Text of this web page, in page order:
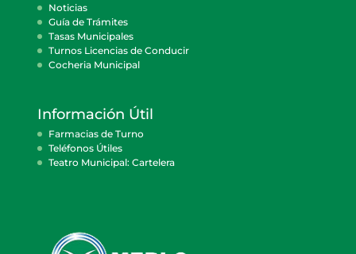
Noticias
Guía de Trámites
Tasas Municipales
Turnos Licencias de Conducir
Cocheria Municipal
Información Útil
Farmacias de Turno
Teléfonos Útiles
Teatro Municipal: Cartelera